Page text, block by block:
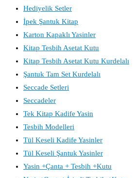
Hediyelik Setler
İpek Şantuk Kitap
Karton Kapaklı Yasinler
Kitap Tesbih Asetat Kutu
Kitap Tesbih Asetat Kutu Kurdelalı
Şantuk Tam Set Kurdelalı
Seccade Setleri
Seccadeler
Tek Kitap Kadife Yasin
Tesbih Modelleri
Tül Keseli Kadife Yasinler
Tül Keseli Şantuk Yasinler
Yasin +Çanta + Tesbih +Kutu